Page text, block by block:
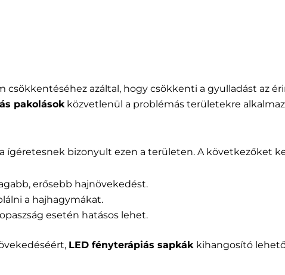
csökkentéséhez azáltal, hogy csökkenti a gyulladást az
pakolásokközvetlenül a problémás területekre
ígéretesnek bizonyult ezen a területen. A következőket
erősebb hajnövekedést.
a hajhagymákat.
esetén hatásos lehet.
LED fényterápiás sapkák kihangosító